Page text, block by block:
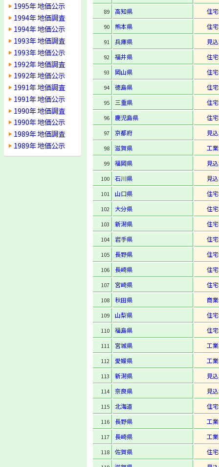
1995年 地価公示
1994年 地価調査
1994年 地価公示
1993年 地価調査
1993年 地価公示
1992年 地価調査
1992年 地価公示
1991年 地価調査
1991年 地価公示
1990年 地価調査
1990年 地価公示
1989年 地価調査
1989年 地価公示
89 高知県 住
90 熊本県 住
91 兵庫県 見
92 福井県 住
93 岡山県 住
94 徳島県 住
95 三重県 住
96 鹿児島県 住
97 京都府 見
98 滋賀県 工
99 福岡県 見
100 石川県 見
101 山口県 住
102 大分県 住
103 新潟県 住
104 岩手県 住
105 長野県 住
106 長崎県 住
107 宮崎県 住
108 秋田県 商
109 山梨県 住
110 福島県 住
111 宮城県 工
112 愛媛県 工
113 新潟県 見
114 奈良県 見
115 北海道 住
116 長野県 工
117 長崎県 工
118 佐賀県 住